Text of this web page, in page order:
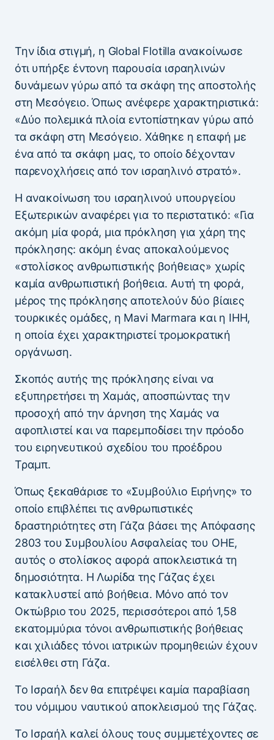
Την ίδια στιγμή, η Global Flotilla ανακοίνωσε
ότι υπήρξε έντονη παρουσία ισραηλινών
δυνάμεων γύρω από τα σκάφη της αποστολής
στη Μεσόγειο. Όπως ανέφερε χαρακτηριστικά:
«Δύο πολεμικά πλοία εντοπίστηκαν γύρω από
τα σκάφη στη Μεσόγειο. Χάθηκε η επαφή με
ένα από τα σκάφη μας, το οποίο δέχονταν
παρενοχλήσεις από τον ισραηλινό στρατό».
Η ανακοίνωση του ισραηλινού υπουργείου
Εξωτερικών αναφέρει για το περιστατικό: «Για
ακόμη μία φορά, μια πρόκληση για χάρη της
πρόκλησης: ακόμη ένας αποκαλούμενος
«στολίσκος ανθρωπιστικής βοήθειας» χωρίς
καμία ανθρωπιστική βοήθεια. Αυτή τη φορά,
μέρος της πρόκλησης αποτελούν δύο βίαιες
τουρκικές ομάδες, η Mavi Marmara και η IHH,
η οποία έχει χαρακτηριστεί τρομοκρατική
οργάνωση.
Σκοπός αυτής της πρόκλησης είναι να
εξυπηρετήσει τη Χαμάς, αποσπώντας την
προσοχή από την άρνηση της Χαμάς να
αφοπλιστεί και να παρεμποδίσει την πρόοδο
του ειρηνευτικού σχεδίου του προέδρου
Τραμπ.
Όπως ξεκαθάρισε το «Συμβούλιο Ειρήνης» το
οποίο επιβλέπει τις ανθρωπιστικές
δραστηριότητες στη Γάζα βάσει της Απόφασης
2803 του Συμβουλίου Ασφαλείας του ΟΗΕ,
αυτός ο στολίσκος αφορά αποκλειστικά τη
δημοσιότητα. Η Λωρίδα της Γάζας έχει
κατακλυστεί από βοήθεια. Μόνο από τον
Οκτώβριο του 2025, περισσότεροι από 1,58
εκατομμύρια τόνοι ανθρωπιστικής βοήθειας
και χιλιάδες τόνοι ιατρικών προμηθειών έχουν
εισέλθει στη Γάζα.
Το Ισραήλ δεν θα επιτρέψει καμία παραβίαση
του νόμιμου ναυτικού αποκλεισμού της Γάζας.
Το Ισραήλ καλεί όλους τους συμμετέχοντες σε